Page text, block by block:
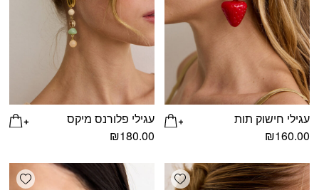
עגילי חישוק תות
₪160.00
עגילי פלורנס מיקס
₪180.00
Add wishlist